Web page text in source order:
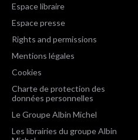
Espace libraire
Espace presse
Rights and permissions
Mentions légales
Cookies
Charte de protection des
données personnelles
Le Groupe Albin Michel
Les librairies du groupe Albin